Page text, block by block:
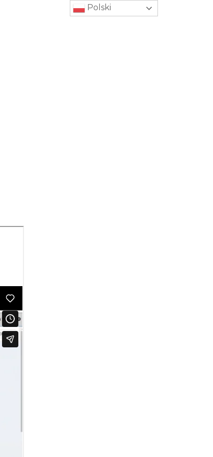
Polski